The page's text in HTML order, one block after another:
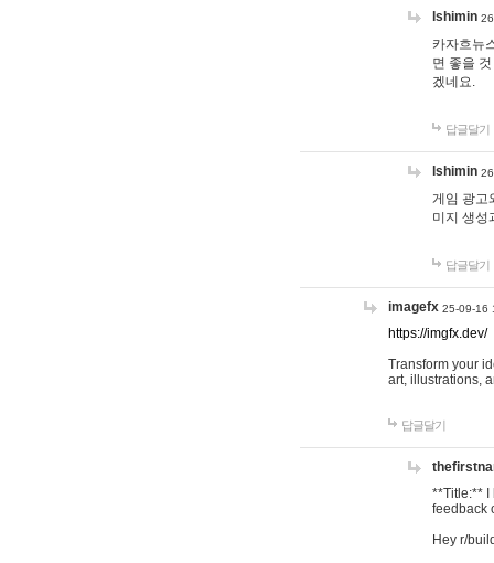
lshimin
카자흐뉴
면 좋을
겠네요.
답글달기
lshimin
게임 광고
미지 생성
답글달기
imagefx 25-09-16
https://imgfx.dev/
Transform your
art, illustrations,
답글달기
**Title:** I
feedback
Hey r/